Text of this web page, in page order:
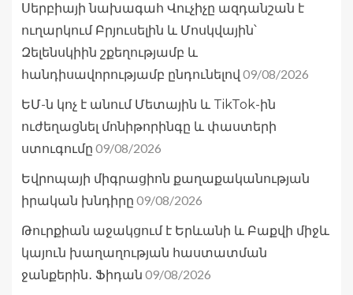
Սերբիայի նախագահ Վուչիչը ազդանշան է
ուղարկում Բրյուսելին և Մոսկվային՝
Զելենսկիին շքեղությամբ և
հանդիսավորությամբ ընդունելով 09/08/2026
ԵՄ-ն կոչ է անում Մետային և TikTok-ին
ուժեղացնել մոնիթորինգը և փաստերի
ստուգումը 09/08/2026
Եվրոպայի միգրացիոն քաղաքականության
իրական խնդիրը 09/08/2026
Թուրքիան աջակցում է Երևանի և Բաքվի միջև
կայուն խաղաղության հաստատման
ջանքերին․ Ֆիդան 09/08/2026